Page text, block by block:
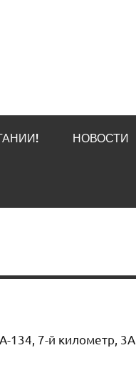
НОВОСТИ
134, 7-й километр, 3А